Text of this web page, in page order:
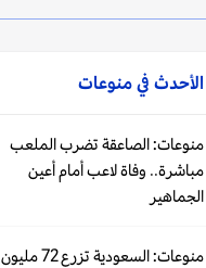
الأحدث فيمنوعات
منوعات: الصاعقة تضرب الملعب
مباشرة.. وفاة لاعب أمام أعين
الجماهير
منوعات: السعودية تزرع 72 مليون